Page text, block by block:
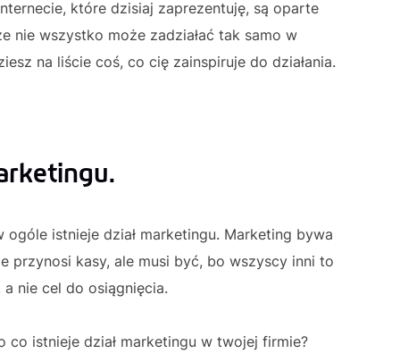
które dzisiaj zaprezentuję, są oparte
nie wszystko może zadziałać tak samo w
na liście coś, co cię zainspiruje do działania.
istnieje dział marketingu. Marketing bywa
przynosi kasy, ale musi być, bo wszyscy inni to
nie cel do osiągnięcia.
istnieje dział marketingu w twojej firmie?